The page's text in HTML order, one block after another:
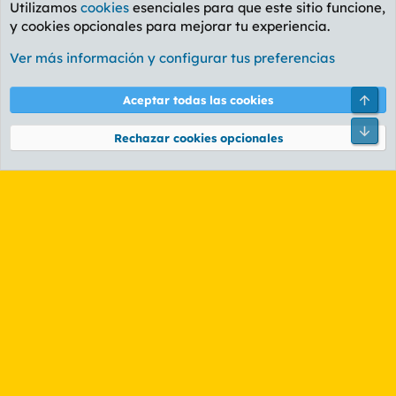
Foro Ocio y Cultura
Cookies
PL OLDSTYLE AMARILLO
Términos y reglas Política de privacidad Ayuda
Community platform by XenForo® © 2010-2026 XenForo Ltd.
Utilizamos cookies esenciales para que este sitio funcione,
y cookies opcionales para mejorar tu experiencia.
Ver más información y configurar tus preferencias
Aceptar todas las cookies
Rechazar cookies opcionales
Pie